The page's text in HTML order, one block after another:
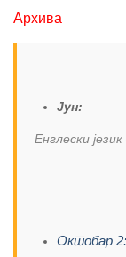
Архива
Јун:
Енглески
Октобар 2: